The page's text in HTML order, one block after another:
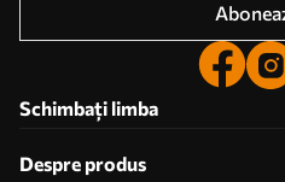
Schimbați limba
Despre produs